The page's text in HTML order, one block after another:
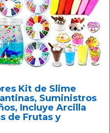
Kit de Slime
Suministros
Incluye Arcilla
de Frutas y